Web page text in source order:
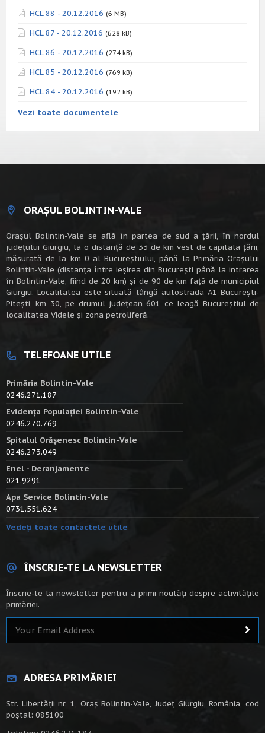
HCL 88 - 20.12.2016 (6 MB)
HCL 87 - 20.12.2016 (628 kB)
HCL 86 - 20.12.2016 (274 kB)
HCL 85 - 20.12.2016 (769 kB)
HCL 84 - 20.12.2016 (192 kB)
Vezi toate documentele
ORAȘUL BOLINTIN-VALE
Oraşul Bolintin-Vale se află în partea de sud a ţării, în nordul
judeţului Giurgiu, la o distanţă de 33 de km vest de capitala țării,
măsurată de la km 0 al Bucureștiului, până la Primăria Orașului
Bolintin-Vale (distanța între ieșirea din București până la intrarea
în Bolintin-Vale, fiind de 20 km) şi de 90 de km faţă de municipiul
Giurgiu. Localitatea este situată lângă autostrada A1 Bucureşti-
Piteşti, km 30, pe drumul judeţean 601 ce leagă Bucureştiul de
localitatea Videle şi zona petroliferă.
TELEFOANE UTILE
Primăria Bolintin-Vale
0246.271.187
Evidența Populației Bolintin-Vale
0246.270.769
Spitalul Orășenesc Bolintin-Vale
0246.273.049
Enel - Deranjamente
021.9291
Apa Service Bolintin-Vale
0731.551.624
Vedeți toate contactele utile
ÎNSCRIE-TE LA NEWSLETTER
Înscrie-te la newsletter pentru a primi noutăți despre activitățile
primăriei.
ADRESA PRIMĂRIEI
Str. Libertății nr. 1, Oraș Bolintin-Vale, Județ Giurgiu, România, cod
poștal: 085100